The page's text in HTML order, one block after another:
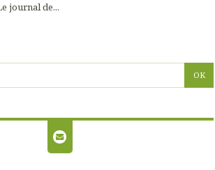
journal de...